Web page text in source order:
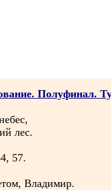
Полуфинал.
лес.
57.
Владимир.